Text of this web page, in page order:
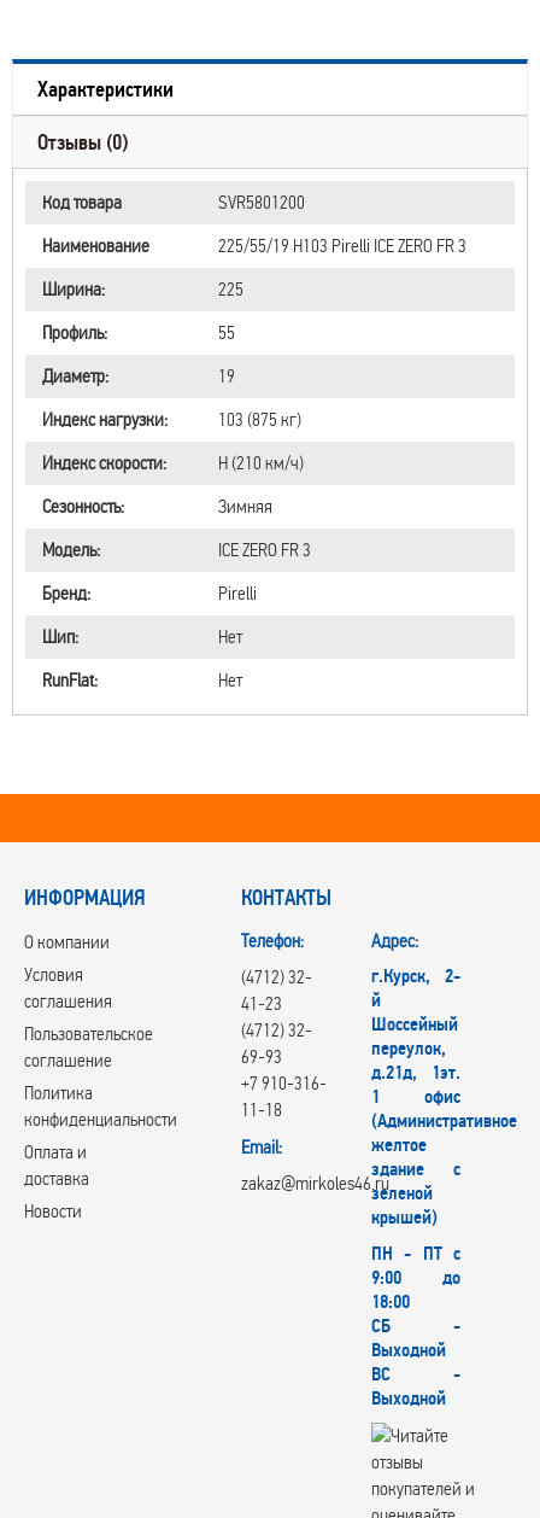
Характеристики
Отзывы (0)
Код товара
SVR5801200
Наименование
225/55/19 H103 Pirelli ICE ZERO FR 3
Ширина:
225
Профиль:
55
Диаметр:
19
Индекс нагрузки:
103 (875 кг)
Индекс скорости:
H (210 км/ч)
Сезонность:
Зимняя
Модель:
ICE ZERO FR 3
Бренд:
Pirelli
Шип:
Нет
RunFlat:
Нет
ИНФОРМАЦИЯ
О компании
Условия
соглашения
Пользовательское
соглашение
Политика
конфиденциальности
Оплата и
доставка
Новости
КОНТАКТЫ
Телефон:
(4712) 32-
41-23
(4712) 32-
69-93
+7 910-316-
11-18
Email:
zakaz@mirkoles46.ru
Адрес:
г.Курск, 2-
й
Шоссейный
переулок,
д.21д, 1эт.
1 офис
(Административное
желтое
здание с
зеленой
крышей)
ПН - ПТ с
9:00 до
18:00
СБ -
Выходной
ВС -
Выходной